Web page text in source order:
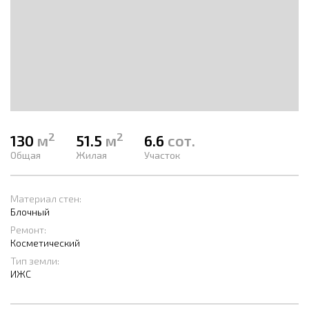
130 м2
Общая
51.5 м2
Жилая
6.6 сот.
Участок
Материал стен:
Блочный
Ремонт:
Косметический
Тип земли:
ИЖС